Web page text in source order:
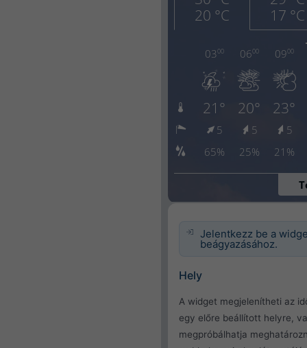
Jelentkezz be a
beágyazásához.
Hely
A widget megjelenítheti az
egy előre beállított helyre,
megpróbálhatja